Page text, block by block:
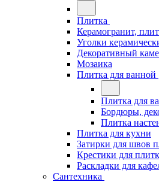
Плитка
Керамогранит,
Уголки
Декоративный
Мозаика
Плитка для ванной
Плитка для
Бордюры,
Плитка
Плитка для кухни
Затирки для швов
Крестики для
Раскладки для
Сантехника